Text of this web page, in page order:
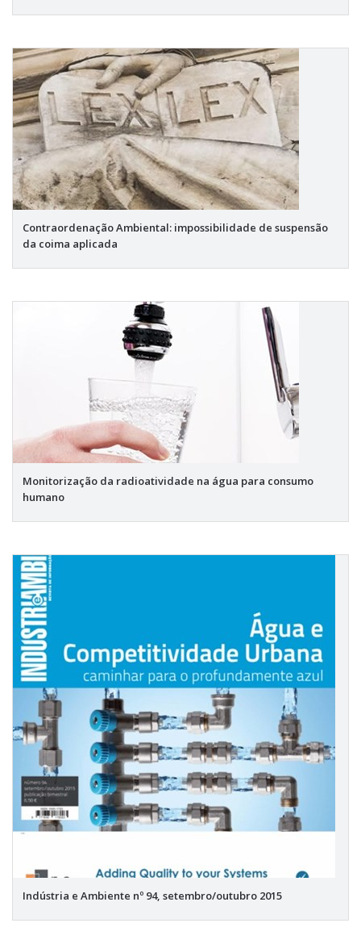
Contraordenação Ambiental: impossibilidade de suspensão
da coima aplicada
Monitorização da radioatividade na água para consumo
humano
Indústria e Ambiente nº 94, setembro/outubro 2015